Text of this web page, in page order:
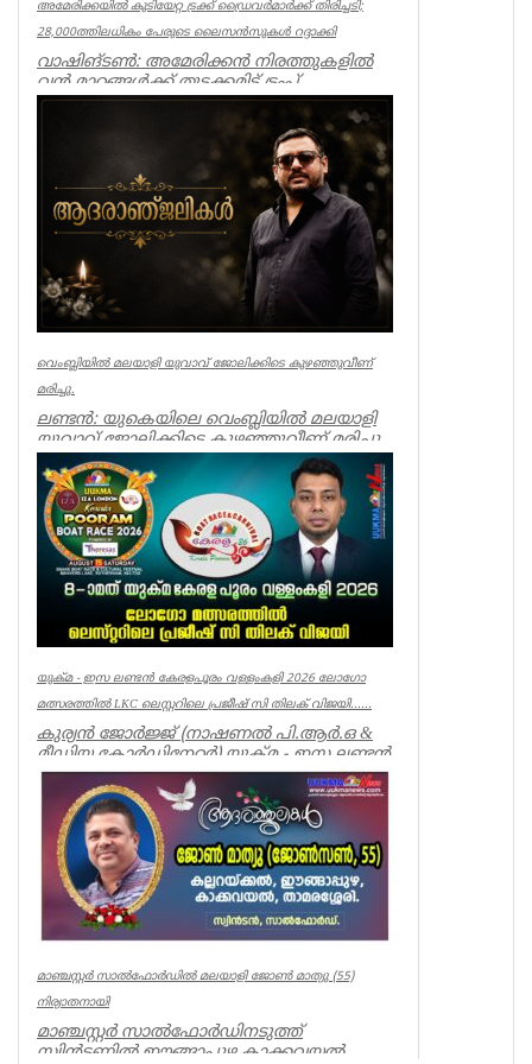
അമേരിക്കയിൽ കുടിയേറ്റ ട്രക്ക് ഡ്രൈവർമാർക്ക് തിരിച്ചടി;
28,000ത്തിലധികം പേരുടെ ലൈസൻസുകൾ റദ്ദാക്കി
വാഷിങ്ടൺ: അമേരിക്കൻ നിരത്തുകളിൽ
വൻ മാറ്റങ്ങൾക്ക് തുടക്കമിട്ട് ട്രംപ്
ഭരണകൂടം. ഇംഗ്ലീഷ് ഭാഷാ പ്രാവീണ...
വെംബ്ലിയിൽ മലയാളി യുവാവ് ജോലിക്കിടെ കുഴഞ്ഞുവീണ്
മരിച്ചു.
ലണ്ടൻ: യുകെയിലെ വെംബ്ലിയിൽ മലയാളി
യുവാവ് ജോലിക്കിടെ കുഴഞ്ഞുവീണ് മരിച്ചു.
പത്തനംതിട്ട ചന്ദനപ്പള്ളി ക...
Obituary
യുക്മ - ഇസ ലണ്ടൻ കേരളപൂരം വള്ളംകളി 2026 ലോഗോ
മത്സരത്തിൽ LKC ലെസ്റ്ററിലെ പ്രജീഷ് സി തിലക് വിജയി......
കുര്യൻ ജോർജ്ജ് (നാഷണൽ പി.ആർ.ഒ &
മീഡിയ കോർഡിനേറ്റർ) യുക്മ - ഇസ ലണ്ടൻ
കേരളപൂരം വള്ളംകളി 202...
Breaking News
മാഞ്ചസ്റ്റർ സാൽഫോർഡിൽ മലയാളി ജോൺ മാത്യു (55)
നിര്യാതനായി
മാഞ്ചസ്റ്റർ സാൽഫോർഡിനടുത്ത്
സ്വിൻടണിൽ ഈങ്ങാപ്പുഴ കാക്കവയൽ